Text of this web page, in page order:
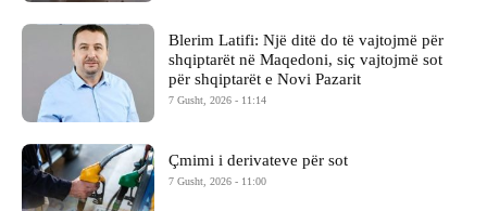
Blerim Latifi: Një ditë do të vajtojmë për
shqiptarët në Maqedoni, siç vajtojmë sot
për shqiptarët e Novi Pazarit
7 Gusht, 2026 - 11:14
Çmimi i derivateve për sot
7 Gusht, 2026 - 11:00